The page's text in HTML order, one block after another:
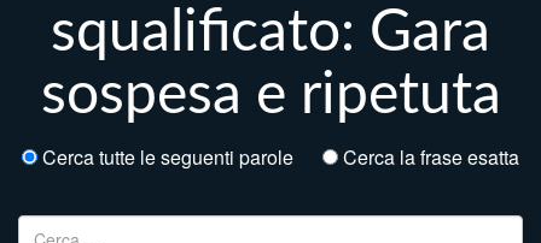
squalificato: Gara
sospesa e ripetuta
Cerca tutte le seguenti parole Cerca la frase esatta
Ricerca per: